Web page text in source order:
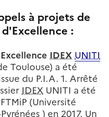
à projets de
:
IDEX UNITI
Toulouse) a été
du P.I.A. 1. Arrêté
IDEX UNITI a été
(Université
) en 2017. Un